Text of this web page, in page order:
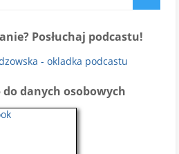
Posłuchaj podcastu!
danych osobowych